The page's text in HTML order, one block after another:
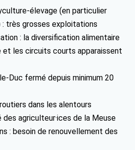
élevage (en particulier
: très grosses exploitations
: la diversification alimentaire
les circuits courts apparaissent
Duc fermé depuis minimum 20
dans les alentours
des agriculteur·ices de la Meuse
: besoin de renouvellement des